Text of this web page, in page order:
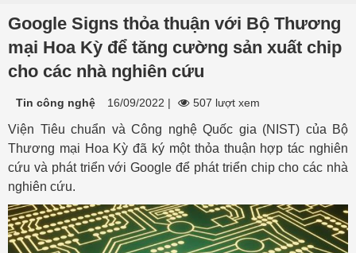
Google Signs thỏa thuận với Bộ Thương
mại Hoa Kỳ để tăng cường sản xuất chip
cho các nhà nghiên cứu
Tin công nghệ 16/09/2022 | 507 lượt xem
Viện Tiêu chuẩn và Công nghệ Quốc gia (NIST) của Bộ
Thương mại Hoa Kỳ đã ký một thỏa thuận hợp tác nghiên
cứu và phát triển với Google để phát triển chip cho các nhà
nghiên cứu.